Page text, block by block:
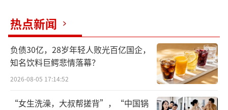
深耕肺癌赛道，基本盘稳健
长期以来，贝达药业以肺癌治疗作为基本
盘，多年深耕打磨出梯度完善、竞争力突出的
产品矩阵，核心产品持续稳健放量，为公司业
热点新闻
负债30亿，28岁年轻人败光百亿国企，
知名饮料巨鳄悲情落幕？
2026-08-05 17:14:52
“女生洗澡，大叔帮搓背”，“中国锅